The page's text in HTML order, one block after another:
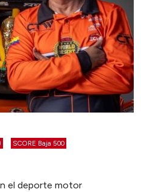
SCORE Baja 500
el deporte motor